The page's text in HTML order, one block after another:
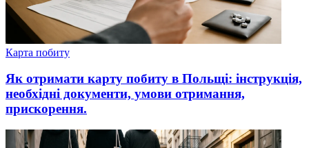
Карта побиту
Як отримати карту побиту в Польщі: інструкція,
необхідні документи, умови отримання,
прискорення.